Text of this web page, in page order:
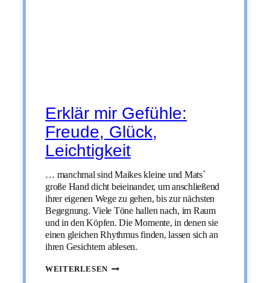
Erklär mir Gefühle:
Freude, Glück,
Leichtigkeit
… manchmal sind Maikes kleine und Mats´
große Hand dicht beieinander, um anschließend
ihrer eigenen Wege zu gehen, bis zur nächsten
Begegnung. Viele Töne hallen nach, im Raum
und in den Köpfen. Die Momente, in denen sie
einen gleichen Rhythmus finden, lassen sich an
ihren Gesichtern ablesen.
WEITERLESENERKLÄR